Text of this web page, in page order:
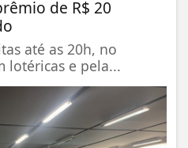
de R$ 20
até as 20h, no
lotéricas e pela...